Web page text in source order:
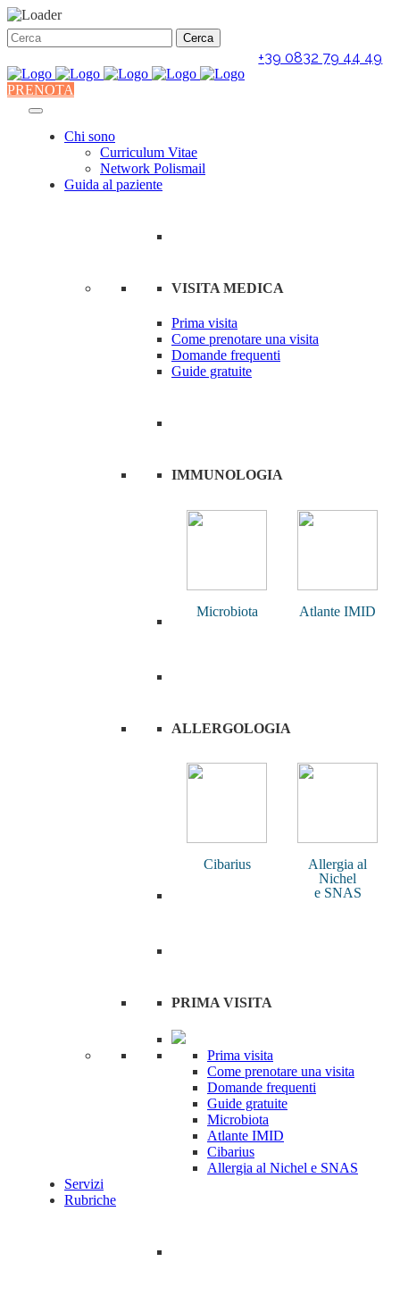
+39 0832 79 44 49
PRENOTA
Chi sono
Curriculum Vitae
Network Polismail
Guida al paziente
VISITA MEDICA
Prima visita
Come prenotare una visita
Domande frequenti
Guide gratuite
IMMUNOLOGIA
Microbiota Atlante IMID
ALLERGOLOGIA
Cibarius
Allergia al
Nichel
e SNAS
PRIMA VISITA
Prima visita
Come prenotare una visita
Domande frequenti
Guide gratuite
Microbiota
Atlante IMID
Cibarius
Allergia al Nichel e SNAS
Servizi
Rubriche